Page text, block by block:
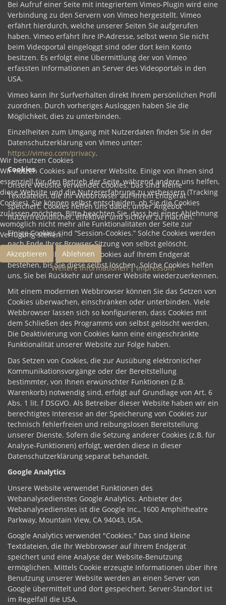
Bei Aufruf einer Seite mit integriertem Vimeo-Plugin wird eine
Verbindung zu den Servern von Vimeo hergestellt. Vimeo
erfährt hierdurch, welche unserer Seiten Sie aufgerufen
haben. Vimeo erfährt Ihre IP-Adresse, selbst wenn Sie nicht
beim Videoportal eingeloggt sind oder dort kein Konto
besitzen. Es erfolgt eine Übermittlung der von Vimeo
erfassten Informationen an Server des Videoportals in den
USA.
Vimeo kann Ihr Surfverhalten direkt Ihrem persönlichen Profil
zuordnen. Durch vorheriges Ausloggen haben Sie die
Möglichkeit, dies zu unterbinden.
Einzelheiten zum Umgang mit Nutzerdaten finden Sie in der
Datenschutzerklärung von Vimeo unter:
https://vimeo.com/privacy.
Cookies
Unsere Website verwendet Cookies. Das sind kleine
Textdateien, die Ihr Webbrowser auf Ihrem Endgerät
speichert. Cookies helfen uns dabei, unser Angebot
nutzerfreundlicher, effektiver und sicherer zu machen.
Einige Cookies sind “Session-Cookies.” Solche Cookies werden
nach Ende Ihrer Browser-Sitzung von selbst gelöscht.
Hingegen bleiben andere Cookies auf Ihrem Endgerät
bestehen, bis Sie diese selbst löschen. Solche Cookies helfen
uns, Sie bei Rückkehr auf unserer Website wiederzuerkennen.
Mit einem modernen Webbrowser können Sie das Setzen von
Cookies überwachen, einschränken oder unterbinden. Viele
Webbrowser lassen sich so konfigurieren, dass Cookies mit
dem Schließen des Programms von selbst gelöscht werden.
Die Deaktivierung von Cookies kann eine eingeschränkte
Funktionalität unserer Website zur Folge haben.
Das Setzen von Cookies, die zur Ausübung elektronischer
Kommunikationsvorgänge oder der Bereitstellung
bestimmter, von Ihnen erwünschter Funktionen (z.B.
Warenkorb) notwendig sind, erfolgt auf Grundlage von Art. 6
Abs. 1 lit. f DSGVO. Als Betreiber dieser Website haben wir ein
berechtigtes Interesse an der Speicherung von Cookies zur
technisch fehlerfreien und reibungslosen Bereitstellung
unserer Dienste. Sofern die Setzung anderer Cookies (z.B. für
Analyse-Funktionen) erfolgt, werden diese in dieser
Datenschutzerklärung separat behandelt.
Google Analytics
Unsere Website verwendet Funktionen des
Webanalysedienstes Google Analytics. Anbieter des
Webanalysedienstes ist die Google Inc., 1600 Amphitheatre
Parkway, Mountain View, CA 94043, USA.
Google Analytics verwendet "Cookies." Das sind kleine
Textdateien, die Ihr Webbrowser auf Ihrem Endgerät
speichert und eine Analyse der Website-Benutzung
ermöglichen. Mittels Cookie erzeugte Informationen über Ihre
Benutzung unserer Website werden an einen Server von
Google übermittelt und dort gespeichert. Server-Standort ist
im Regelfall die USA.
Wir benutzen Cookies
Wir nutzen Cookies auf unserer Website. Einige von ihnen sind
essenziell für den Betrieb der Seite, während andere uns helfen,
diese Website und die Nutzererfahrung zu verbessern (Tracking
Cookies). Sie können selbst entscheiden, ob Sie die Cookies
zulassen möchten. Bitte beachten Sie, dass bei einer Ablehnung
womöglich nicht mehr alle Funktionalitäten der Seite zur
Verfügung stehen.
Akzeptieren
Ablehnen
Weitere Informationen|Impressum